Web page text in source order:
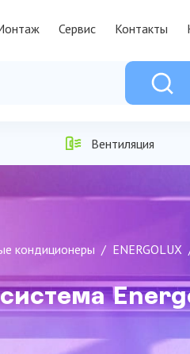
Сервис Контакты
Вентиляция
кондиционеры ENERGOLUX